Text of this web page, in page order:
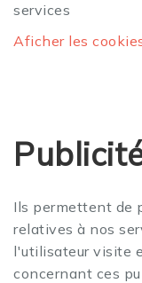
services
Aficher les
Ils permettent de
relatives à nos
l'utilisateur visite
concernant ces